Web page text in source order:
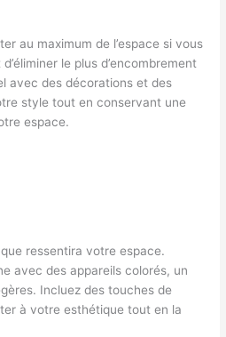
au maximum de l’espace si vous
le plus d’encombrement
avec des décorations et des
style tout en conservant une
espace.
ressentira votre espace.
avec des appareils colorés, un
Incluez des touches de
à votre esthétique tout en la